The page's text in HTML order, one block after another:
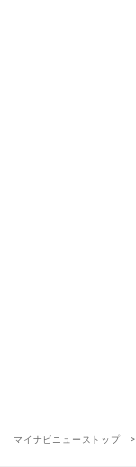
マイナビニューストップ